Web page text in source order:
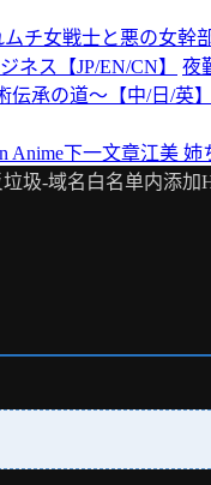
チ女戦士と悪の女幹
ネス【JP/EN/CN】 夜
伝承の道～【中/日/英】
Anime下一文章江美 姉
-域名白名单内添加